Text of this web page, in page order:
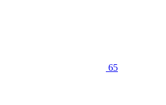
65